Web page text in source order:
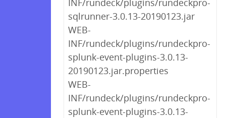
INF/rundeck/plugins/rundeckpro-
sqlrunner-3.0.13-20190123.jar
WEB-
INF/rundeck/plugins/rundeckpro-
splunk-event-plugins-3.0.13-
20190123.jar.properties
WEB-
INF/rundeck/plugins/rundeckpro-
splunk-event-plugins-3.0.13-